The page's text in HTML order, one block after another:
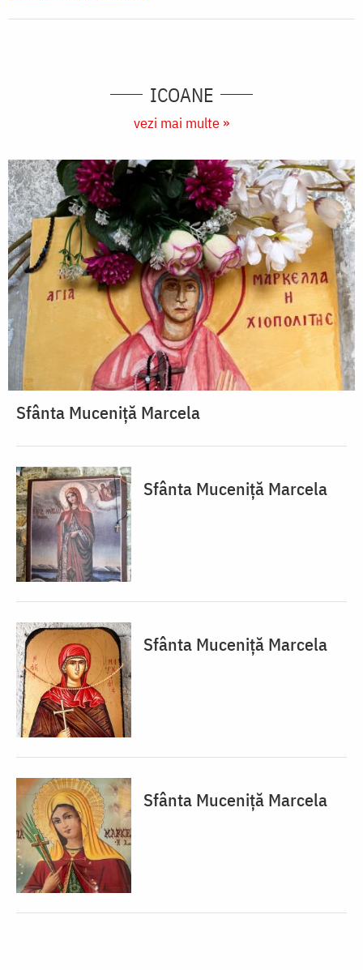
ICOANE
vezi mai multe »
Sfânta Muceniță Marcela
Sfânta Muceniță Marcela
Sfânta Muceniță Marcela
Sfânta Muceniță Marcela